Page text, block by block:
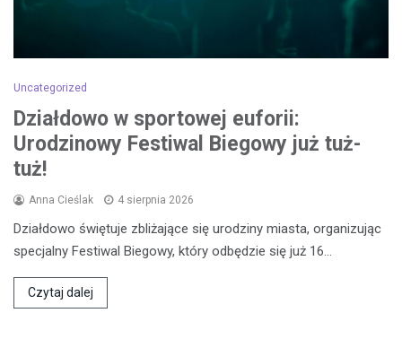
Uncategorized
Działdowo w sportowej euforii:
Urodzinowy Festiwal Biegowy już tuż-
tuż!
Anna Cieślak 4 sierpnia 2026
Działdowo świętuje zbliżające się urodziny miasta, organizując
specjalny Festiwal Biegowy, który odbędzie się już 16…
Czytaj dalej